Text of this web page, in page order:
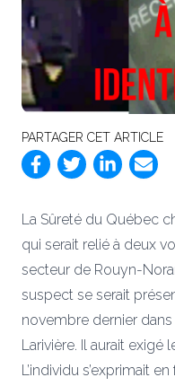
PARTAGER CET ARTICLE
La Sûreté du Québec
qui serait relié à deux
secteur de Rouyn-
suspect se serait
novembre dernier
Larivière. Il aurait exigé
L’individu s’exprimait